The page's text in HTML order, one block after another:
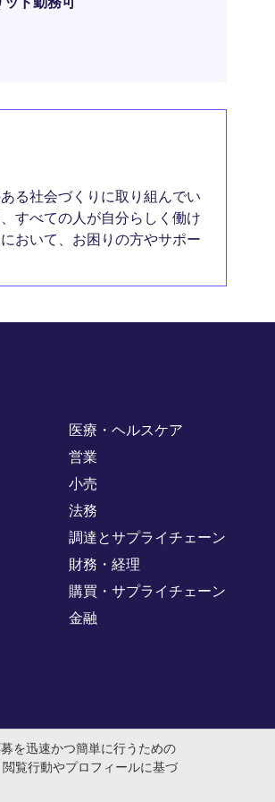
る社会づくりに取り組んでい
すべての人が自分らしく働け
おいて、お困りの方やサポー
医療・ヘルスケア
営業
小売
法務
調達とサプライチェーン
財務・経理
購買・サプライチェーン
金融
を迅速かつ簡単に行うための
覧行動やプロフィールに基づ